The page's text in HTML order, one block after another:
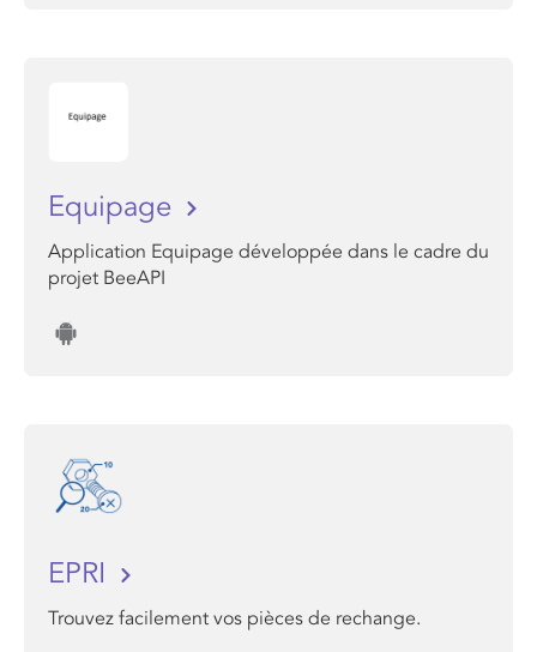
Equipage
Application Equipage développée dans le cadre du
projet BeeAPI
EPRI
Trouvez facilement vos pièces de rechange.